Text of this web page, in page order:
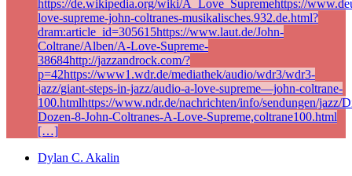
https://de.wikipedia.org/wiki/A_Love_Supremehttps://
love-supreme-john-coltranes-musikalisches.932.de.html?
dram:article_id=305615https://www.laut.de/John-
Coltrane/Alben/A-Love-Supreme-
38684http://jazzandrock.com/?
p=42https://www1.wdr.de/mediathek/audio/wdr3/wdr3-
jazz/giant-steps-in-jazz/audio-a-love-supreme—john-coltrane-
100.htmlhttps://www.ndr.de/nachrichten/info/sendungen/jazz/
Dozen-8-John-Coltranes-A-Love-Supreme,coltrane100.html
[…]
Dylan C. Akalin